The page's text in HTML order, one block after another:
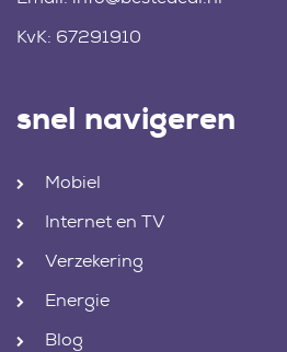
KvK: 67291910
snel navigeren
Mobiel
Internet en TV
Verzekering
Energie
Blog